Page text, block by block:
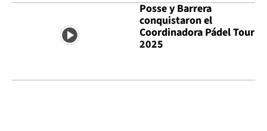
Posse y Barrera
conquistaron el
Coordinadora Pádel Tour
2025